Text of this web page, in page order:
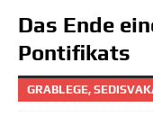
Das Ende
Pontifikats
GRABLEGE,